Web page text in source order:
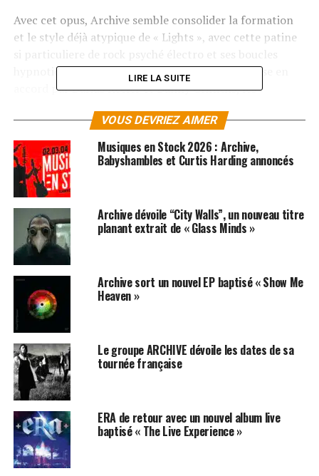
Avec cet opus, Archive semble consolider la formation
et le style déjà atypique de « Lights », avec cette patine
hypnotiques magnifiquement développées et mise en
accord par Darius Keeler et Danny Griffiths, les
La sortie de « Controlled Crowds » (traduisez par « Les
foules contrôlées ») pourrait présager une tournée et le
passage par quelques festivals près de chez vous. A
suivre…!
LES ALBUMS DU GROUPE ARCHIVE SONT
DISPONIBLES ICI
SUJETS ASSOCIÉS:
LIRE LA SUITE
VOUS DEVRIEZ AIMER
Musiques en Stock 2026 : Archive,
Babyshambles et Curtis Harding annoncés
Archive dévoile “City Walls”, un nouveau titre
planant extrait de « Glass Minds »
Archive sort un nouvel EP baptisé « Show Me
Heaven »
Le groupe ARCHIVE dévoile les dates de sa
tournée française
ERA de retour avec un nouvel album live
baptisé « The Live Experience »